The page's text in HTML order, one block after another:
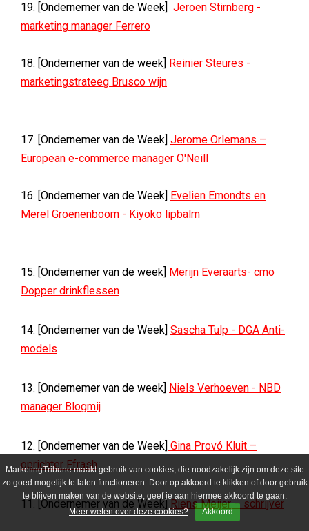
MarketingTribune maakt gebruik van cookies, die noodzakelijk zijn om deze site
zo goed mogelijk te laten functioneren. Door op akkoord te klikken of door gebruik
te blijven maken van de website, geef je aan hiermee akkoord te gaan.
Meer weten over deze cookies?
Akkoord
19. [Ondernemer van de Week] Jeroen Stirnberg -
marketing manager Ferrero
18. [Ondernemer van de week] Reinier Steures -
marketingstrateeg Brusco wijn
17. [Ondernemer van de Week] Jerome Orlemans –
European e-commerce manager O'Neill
16. [Ondernemer van de Week] Evelien Emondts en
Merel Groenenboom - Kiyoko lipbalm
15. [Ondernemer van de week] Merijn Everaarts- cmo
Dopper drinkflessen
14. [Ondernemer van de Week] Sascha Tulp - DGA Anti-
models
13. [Ondernemer van de week] Niels Verhoeven - NBD
manager Blogmij
12. [Ondernemer van de Week] Gina Provó Kluit –
oprichter Ffrash
11. [Ondernemer van de Week] Riens Meijer – schrijver